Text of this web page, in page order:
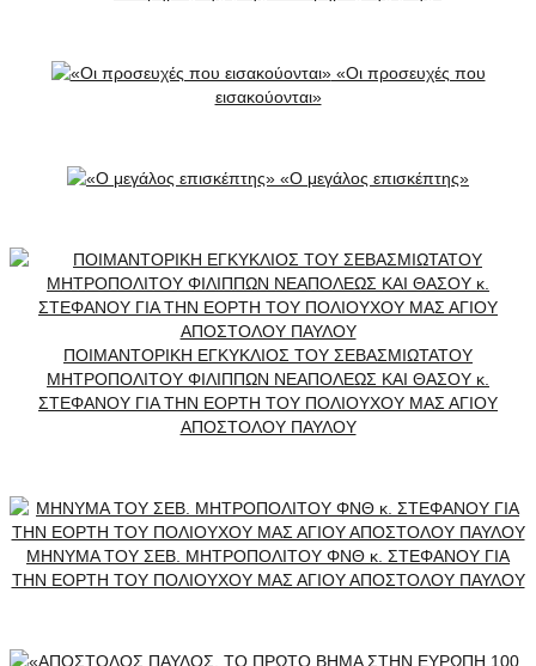
«Οι προσευχές που
εισακούονται»
«Ο μεγάλος επισκέπτης»
ΠΟΙΜΑΝΤΟΡΙΚΗ ΕΓΚΥΚΛΙΟΣ ΤΟΥ ΣΕΒΑΣΜΙΩΤΑΤΟΥ
ΜΗΤΡΟΠΟΛΙΤΟΥ ΦΙΛΙΠΠΩΝ ΝΕΑΠΟΛΕΩΣ ΚΑΙ ΘΑΣΟΥ κ.
ΣΤΕΦΑΝΟΥ ΓΙΑ ΤΗΝ ΕΟΡΤΗ ΤΟΥ ΠΟΛΙΟΥΧΟΥ ΜΑΣ ΑΓΙΟΥ
ΑΠΟΣΤΟΛΟΥ ΠΑΥΛΟΥ
MHNYMA ΤΟΥ ΣΕΒ. ΜΗΤΡΟΠΟΛΙΤΟΥ ΦΝΘ κ. ΣΤΕΦΑΝΟΥ ΓΙΑ
ΤΗΝ ΕΟΡΤΗ ΤΟΥ ΠΟΛΙΟΥΧΟΥ ΜΑΣ ΑΓΙΟΥ ΑΠΟΣΤΟΛΟΥ ΠΑΥΛΟΥ